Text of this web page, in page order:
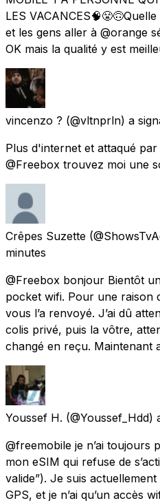
LES
et les gens aller à @orange
OK mais la qualité y est
vincenzo ? (@vltnprln) a
Plus d'internet et attaqué
@Freebox trouvez moi une
Crêpes Suzette
minutes
@Freebox bonjour Bientôt
pocket wifi. Pour une raison
vous l’a renvoyé. J’ai dû
colis privé, puis la vôtre,
changé en reçu. Maintenant
Youssef H. (@Youssef_Hdd)
@freemobile je n’ai toujours
mon eSIM qui refuse de
valide”). Je suis
GPS, et je n’ai qu’un accès